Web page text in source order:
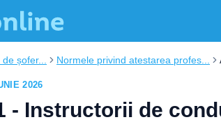
șofer... Normele privind atestarea profes...
2026
- Instructorii de